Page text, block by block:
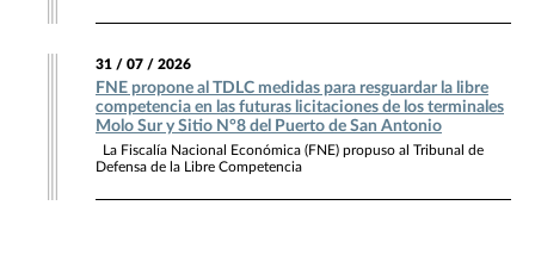
31 / 07 / 2026
FNE propone al TDLC medidas para resguardar la libre
competencia en las futuras licitaciones de los terminales
Molo Sur y Sitio N°8 del Puerto de San Antonio
La Fiscalía Nacional Económica (FNE) propuso al Tribunal de
Defensa de la Libre Competencia